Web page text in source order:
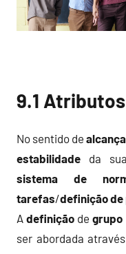
9.1
No sentido de
estabilidade da
sistema de
tarefas/definição de
Adefinição degrupo
ser abordada